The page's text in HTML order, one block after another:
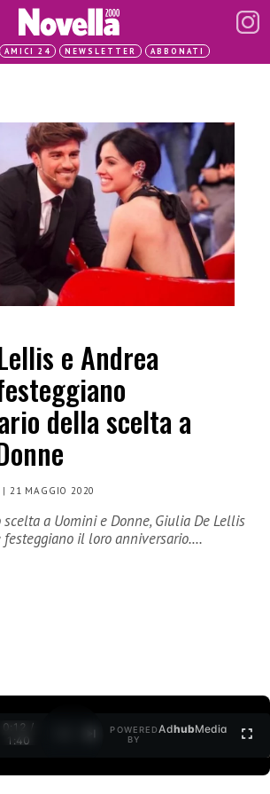
AMICI 24 NEWSLETTER ABBONATI
e Andrea
della scelta a
|21 MAGGIO 2020
a Uomini e Donne, Giulia De Lellis
festeggiano il loro anniversario.…
0:12 /
1:40
POWERED
BY
AdhubMedia